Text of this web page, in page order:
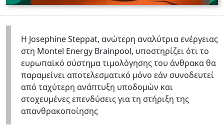
Η Josephine Steppat, ανώτερη αναλύτρια ενέργειας
στη Montel Energy Brainpool, υποστηρίζει ότι το
ευρωπαϊκό σύστημα τιμολόγησης του άνθρακα θα
παραμείνει αποτελεσματικό μόνο εάν συνοδευτεί
από ταχύτερη ανάπτυξη υποδομών και
στοχευμένες επενδύσεις για τη στήριξη της
απανθρακοποίησης